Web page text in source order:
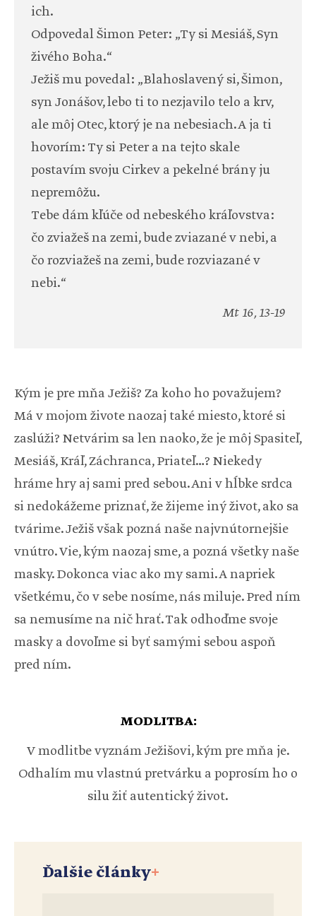
ich.
Odpovedal Šimon Peter: „Ty si Mesiáš, Syn
živého Boha.“
Ježiš mu povedal: „Blahoslavený si, Šimon,
syn Jonášov, lebo ti to nezjavilo telo a krv,
ale môj Otec, ktorý je na nebesiach. A ja ti
hovorím: Ty si Peter a na tejto skale
postavím svoju Cirkev a pekelné brány ju
nepremôžu.
Tebe dám kľúče od nebeského kráľovstva:
čo zviažeš na zemi, bude zviazané v nebi, a
čo rozviažeš na zemi, bude rozviazané v
nebi.“
Mt 16, 13-19
Kým je pre mňa Ježiš? Za koho ho považujem?
Má v mojom živote naozaj také miesto, ktoré si
zaslúži? Netvárim sa len naoko, že je môj Spasiteľ,
Mesiáš, Kráľ, Záchranca, Priateľ…? Niekedy
hráme hry aj sami pred sebou. Ani v hĺbke srdca
si nedokážeme priznať, že žijeme iný život, ako sa
tvárime. Ježiš však pozná naše najvnútornejšie
vnútro. Vie, kým naozaj sme, a pozná všetky naše
masky. Dokonca viac ako my sami. A napriek
všetkému, čo v sebe nosíme, nás miluje. Pred ním
sa nemusíme na nič hrať. Tak odhoďme svoje
masky a dovoľme si byť samými sebou aspoň
pred ním.
MODLITBA:
V modlitbe vyznám Ježišovi, kým pre mňa je.
Odhalím mu vlastnú pretvárku a poprosím ho o
silu žiť autentický život.
Ďalšie články+